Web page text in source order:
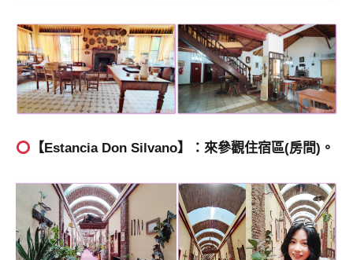
【Estancia Don Silvano】：來參觀住宿區(房間)。